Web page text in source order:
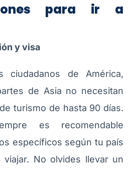
para ir a
y visa
ciudadanos de América,
de Asia no necesitan
turismo de hasta 90 días.
es recomendable
específicos según tu país
No olvides llevar un